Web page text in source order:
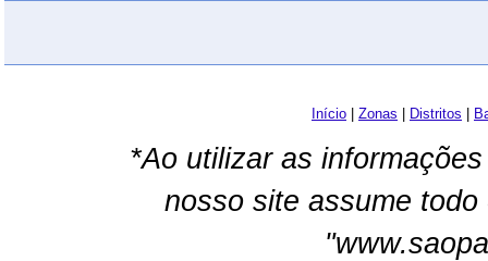
Início Zonas Distritos
*Ao utilizar as
nosso site assume